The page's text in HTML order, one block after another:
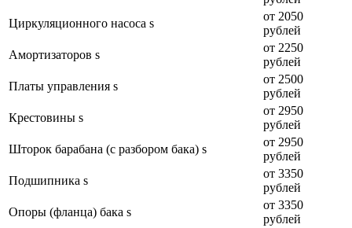
Циркуляционного насоса s
от 2050
рублей
Амортизаторов s
от 2250
рублей
Платы управления s
от 2500
рублей
Крестовины s
от 2950
рублей
Шторок барабана (с разбором бака) s
от 2950
рублей
Подшипника s
от 3350
рублей
Опоры (фланца) бака s
от 3350
рублей